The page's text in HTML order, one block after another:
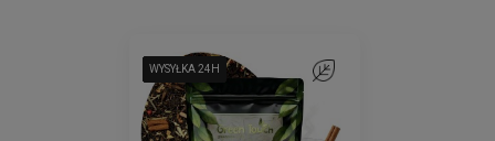
WYSYŁKA 24H
WYSYŁKA 24H
WYSYŁKA 24H
WYSYŁKA 24H
WYSYŁKA 24H
WYSYŁKA 24H
WYSYŁKA 24H Do ulubionych